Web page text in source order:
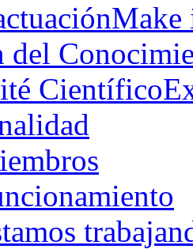
del
Científico